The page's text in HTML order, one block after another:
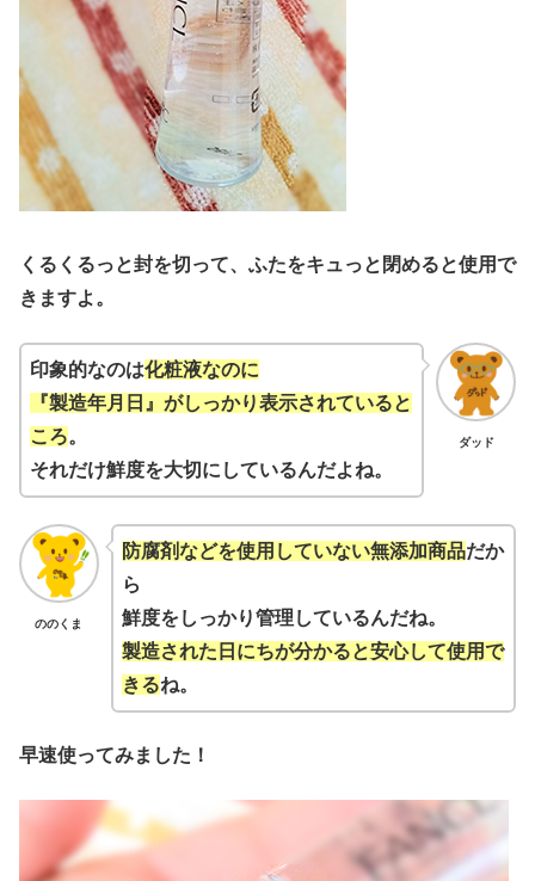
くるくるっと封を切って、ふたをキュっと閉めると使用で
きますよ。
ダッド
印象的なのは化粧液なのに
『製造年月日』がしっかり表示されていると
ころ。
それだけ鮮度を大切にしているんだよね。
ののくま
防腐剤などを使用していない無添加商品だか
ら
鮮度をしっかり管理しているんだね。
製造された日にちが分かると安心して使用で
きるね。
早速使ってみました！